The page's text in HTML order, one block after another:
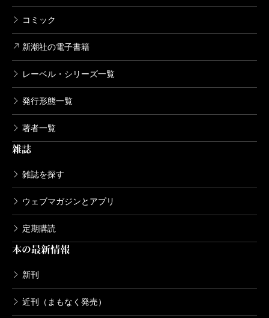
コミック
新潮社の電子書籍
レーベル・シリーズ一覧
発行形態一覧
著者一覧
雑誌
雑誌を探す
ウェブマガジンとアプリ
定期購読
本の最新情報
新刊
近刊（まもなく発売）